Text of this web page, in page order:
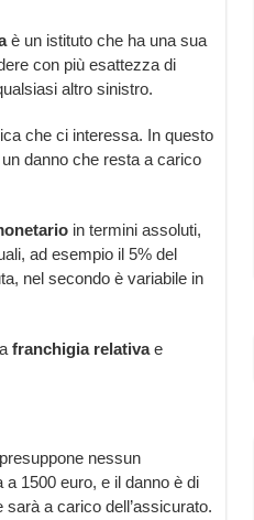
è un istituto che ha una sua
con più esattezza di
altro sinistro.
che ci interessa. In questo
danno che resta a carico
in termini assoluti,
ad esempio il 5% del
nel secondo è variabile in
franchigia relativae
nessun
1500 euro, e il danno è di
sarà a carico dell’assicurato.